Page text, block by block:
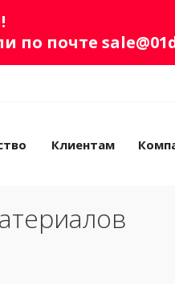
по почте
Клиентам